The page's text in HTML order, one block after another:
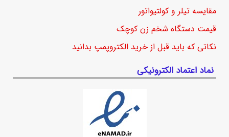
مقایسه تیلر و کولتیواتور
قیمت دستگاه شخم زن کوچک
نکاتی که باید قبل از خرید الکتروپمپ بدانید
نماد اعتماد الکترونیکی